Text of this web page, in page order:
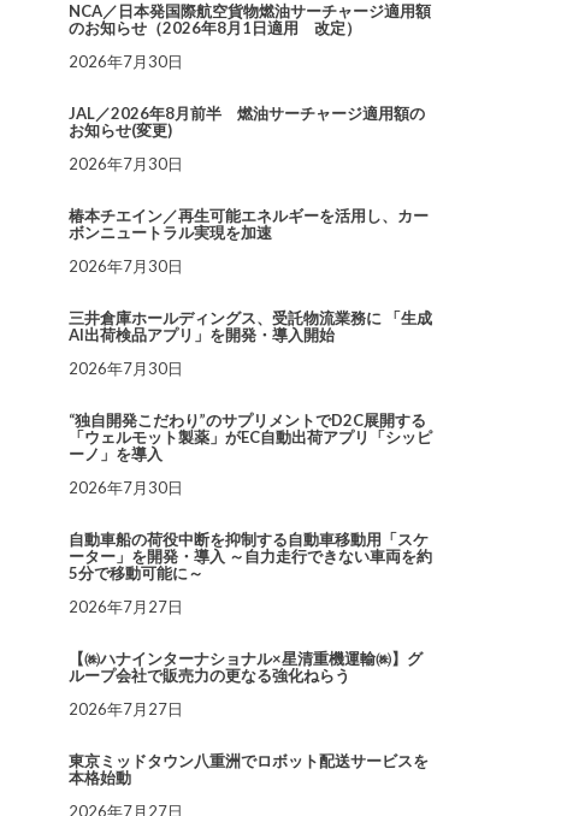
NCA／日本発国際航空貨物燃油サーチャージ適用額
のお知らせ（2026年8月1日適用 改定）
2026年7月30日
JAL／2026年8月前半 燃油サーチャージ適用額の
お知らせ(変更)
2026年7月30日
椿本チエイン／再生可能エネルギーを活用し、カー
ボンニュートラル実現を加速
2026年7月30日
三井倉庫ホールディングス、受託物流業務に 「生成
AI出荷検品アプリ」を開発・導入開始
2026年7月30日
“独自開発こだわり”のサプリメントでD2C展開する
「ウェルモット製薬」がEC自動出荷アプリ「シッピ
ーノ」を導入
2026年7月30日
自動車船の荷役中断を抑制する自動車移動用「スケ
ーター」を開発・導入 ～自力走行できない車両を約
5分で移動可能に～
2026年7月27日
【㈱ハナインターナショナル×星清重機運輸㈱】グ
ループ会社で販売力の更なる強化ねらう
2026年7月27日
東京ミッドタウン八重洲でロボット配送サービスを
本格始動
2026年7月27日